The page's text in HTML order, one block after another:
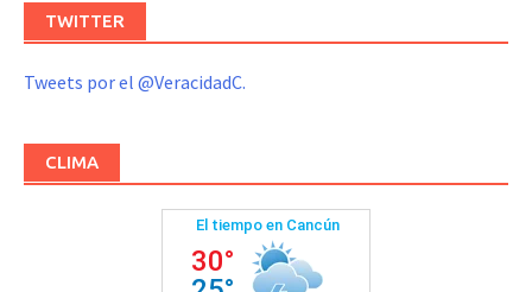
TWITTER
Tweets por el @VeracidadC.
CLIMA